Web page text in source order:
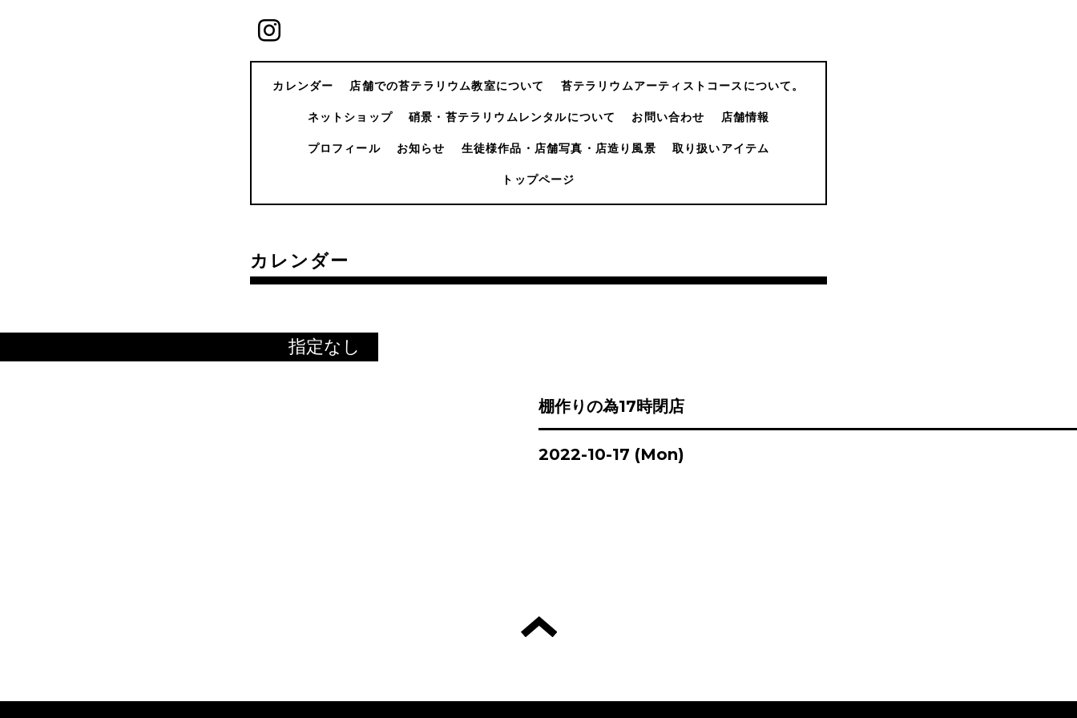
カレンダー 店舗での苔テラリウム教室について 苔テラリウムアーティストコースについて。
ネットショップ 硝景・苔テラリウムレンタルについて お問い合わせ 店舗情報
プロフィール お知らせ 生徒様作品・店舗写真・店造り風景 取り扱いアイテム
トップページ
カレンダー
指定なし
棚作りの為17時閉店
2022-10-17 (Mon)